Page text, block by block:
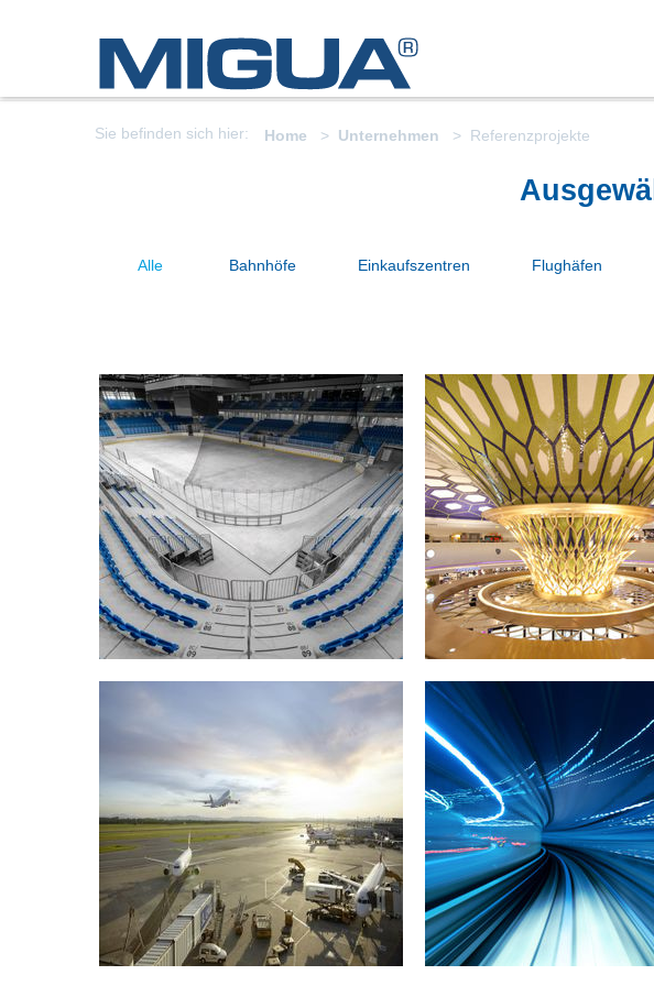
Sie befinden sich hier: Home Unternehmen Referenzprojekte
Alle Bahnhöfe Einkaufszentren Flughäfen
Alba Arena
Székesfehérvár, Ungarn
Foto: BMI Balázs Mérnökiroda Kft.
Flughafen Abu
Erweiterung
Airport Abu Dhabi, VAE
Skylink Flughafen
Wien
Wien, Österreich
Hyderabad Metro
Hyderabad, Indien